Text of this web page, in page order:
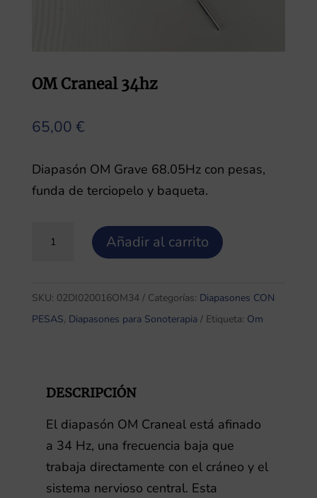
OM Craneal 34hz
65,00 €
Diapasón OM Grave 68.05Hz con pesas,
funda de terciopelo y baqueta.
cantidad
Añadir al carrito
SKU: 02DI020016OM34 Categorías: Diapasones CON
PESAS, Diapasones para Sonoterapia Etiqueta: Om
DESCRIPCIÓN
El diapasón OM Craneal está afinado
a 34 Hz, una frecuencia baja que
trabaja directamente con el cráneo y el
sistema nervioso central. Esta